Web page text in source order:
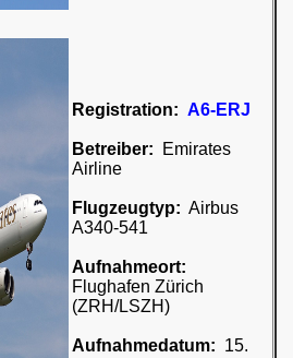
Registration: A6-ERJ
Betreiber: Emirates
Airline
Flugzeugtyp: Airbus
A340-541
Aufnahmeort:
Flughafen Zürich
(ZRH/LSZH)
Aufnahmedatum: 15.